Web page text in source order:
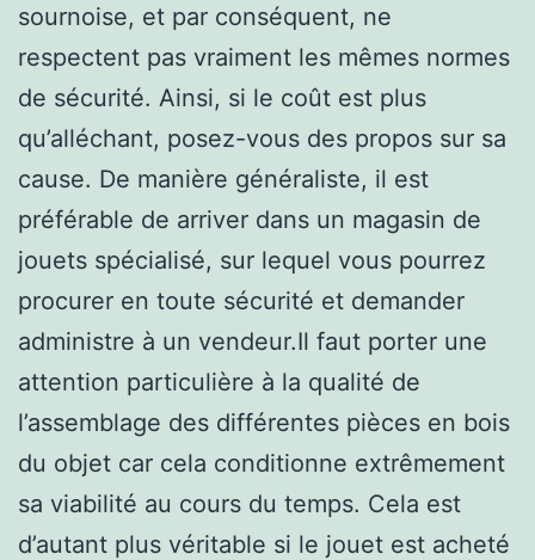
sournoise, et par conséquent, ne
respectent pas vraiment les mêmes normes
de sécurité. Ainsi, si le coût est plus
qu’alléchant, posez-vous des propos sur sa
cause. De manière généraliste, il est
préférable de arriver dans un magasin de
jouets spécialisé, sur lequel vous pourrez
procurer en toute sécurité et demander
administre à un vendeur.Il faut porter une
attention particulière à la qualité de
l’assemblage des différentes pièces en bois
du objet car cela conditionne extrêmement
sa viabilité au cours du temps. Cela est
d’autant plus véritable si le jouet est acheté